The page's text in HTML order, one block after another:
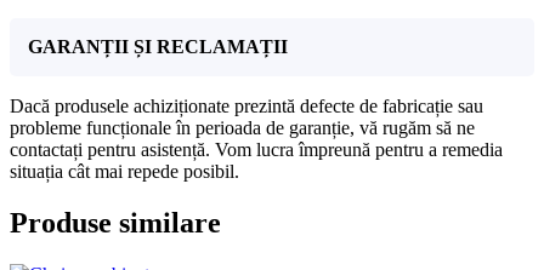
GARANȚII ȘI RECLAMAȚII
Dacă produsele achiziționate prezintă defecte de fabricație sau
probleme funcționale în perioada de garanție, vă rugăm să ne
contactați pentru asistență. Vom lucra împreună pentru a remedia
situația cât mai repede posibil.
Produse similare